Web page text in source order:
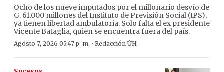
Ocho de los nueve imputados por el millonario desvío de
G. 61.000 millones del Instituto de Previsión Social (IPS),
ya tienen libertad ambulatoria. Solo falta el ex presidente
Vicente Bataglia, quien se encuentra fuera del país.
Agosto 7, 2026 05:47 p. m. · Redacción ÚH